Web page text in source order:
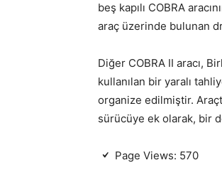
beş kapılı COBRA
araç üzerinde bulunan
Diğer COBRA II aracı,
kullanılan bir yaralı
organize edilmiştir.
sürücüye ek olarak, bir
Page Views: 570